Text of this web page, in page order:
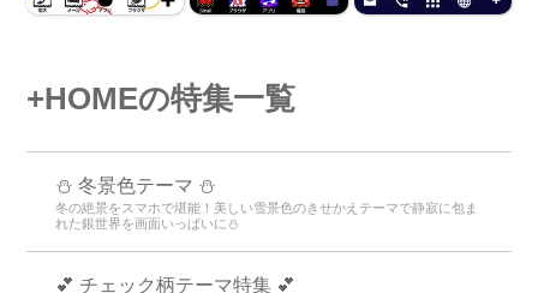
+HOMEの特集一覧
⛄️ 冬景色テーマ ⛄️
冬の絶景をスマホで堪能！美しい雪景色のきせかえテーマで静寂に包ま
れた銀世界を画面いっぱいに⛄️
💕 チェック柄テーマ特集 💕